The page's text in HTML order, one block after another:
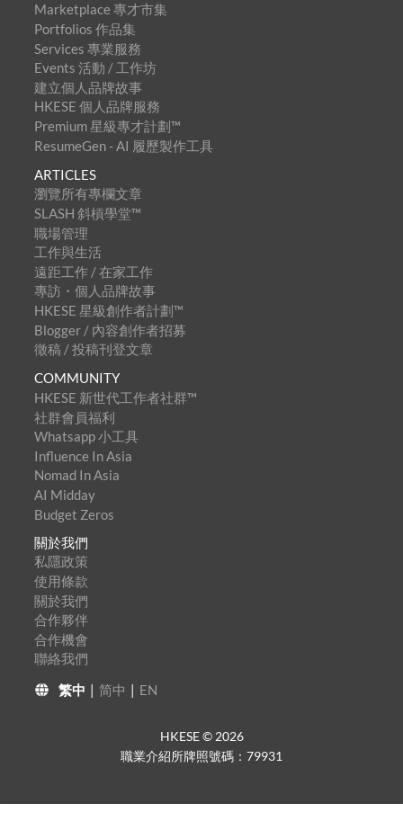
Marketplace 專才市集
Portfolios 作品集
Services 專業服務
Events 活動 / 工作坊
建立個人品牌故事
HKESE 個人品牌服務
Premium 星級專才計劃™
ResumeGen - AI 履歷製作工具
ARTICLES
瀏覽所有專欄文章
SLASH 斜槓學堂™
職場管理
工作與生活
遠距工作 / 在家工作
專訪・個人品牌故事
HKESE 星級創作者計劃™
Blogger / 內容創作者招募
徵稿 / 投稿刊登文章
COMMUNITY
HKESE 新世代工作者社群™
社群會員福利
Whatsapp 小工具
Influence In Asia
Nomad In Asia
AI Midday
Budget Zeros
關於我們
私隱政策
使用條款
關於我們
合作夥伴
合作機會
聯絡我們
繁中
简中 EN
HKESE ©2026
職業介紹所牌照號碼：79931